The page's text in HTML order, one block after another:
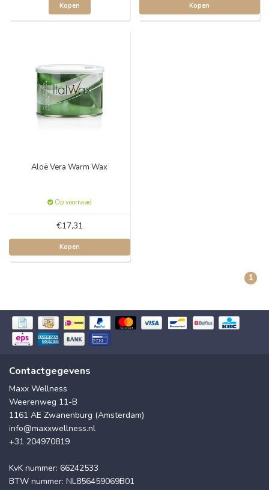
Kopen Kopen
Aloë Vera Warm Wax
Op voorraad
€17,31
Kopen
1
Contactgegevens
Maxx Wellness
Weerenweg 11-B
1161 AE Zwanenburg (Amsterdam)
info@maxxwellness.nl
+31 204970819
KvK nummer: 66242533
BTW nummer: NL856459069B01